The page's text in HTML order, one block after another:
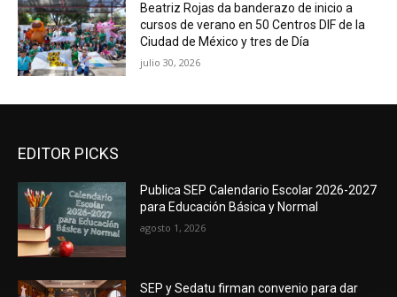
Beatriz Rojas da banderazo de inicio a
cursos de verano en 50 Centros DIF de la
Ciudad de México y tres de Día
julio 30, 2026
EDITOR PICKS
Publica SEP Calendario Escolar 2026-2027
para Educación Básica y Normal
agosto 1, 2026
SEP y Sedatu firman convenio para dar